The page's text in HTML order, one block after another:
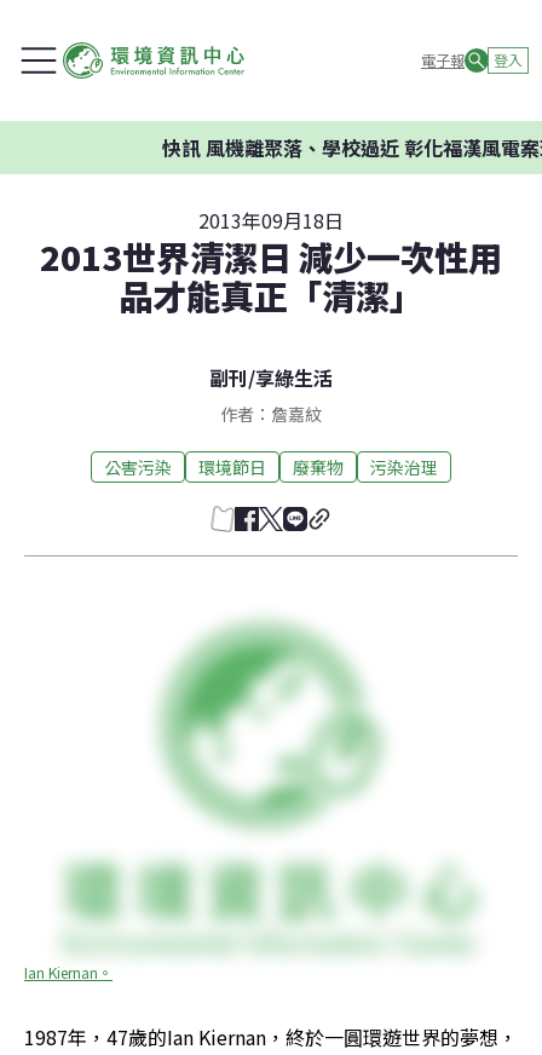
電子報 登入
快訊風機離聚落、學校過近 彰化福漢風電案環
2013年09月18日
2013世界清潔日 減少一次性用
品才能真正「清潔」
副刊/享綠生活
作者：詹嘉紋
公害污染 環境節日 廢棄物 污染治理
Ian Kiernan。
1987年，47歲的Ian Kiernan，終於一圓環遊世界的夢想，